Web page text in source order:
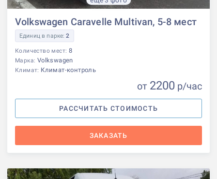
Volkswagen Caravelle Multivan, 5-8 мест
Единиц в парке:2
Количество мест: 8
Марка: Volkswagen
Климат: Климат-контроль
от 2200 р/час
РАССЧИТАТЬ СТОИМОСТЬ
ЗАКАЗАТЬ